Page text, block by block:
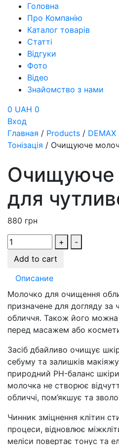
Головна
Про Компанію
Каталог товарів
Статті
Відгуки
Фото
Відео
Знайомство з нами
0 UAH 0
Вход
Главная / Products /
Тонізація / Очищуюче
Очищуюче
для
880 грн
+
-
Add to cart
Описание
Молочко для очищення
призначене для догляду
обличчя. Також його
перед масажем або
Засіб дбайливо очищує
себуму та залишків
природний PH-баланс
молочка не створює
обличчі, пом’якшує та
Чинник зміцнення клітин
процеси, відновлює
меліси повертає тонус та